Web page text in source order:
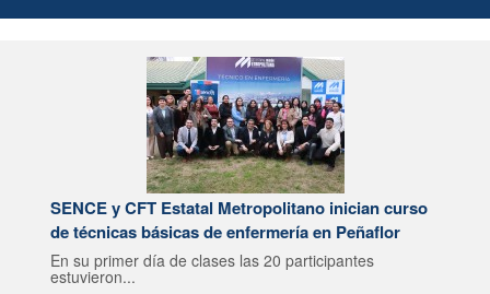
SENCE y CFT Estatal Metropolitano inician curso
de técnicas básicas de enfermería en Peñaflor
En su primer día de clases las 20 participantes
estuvieron...